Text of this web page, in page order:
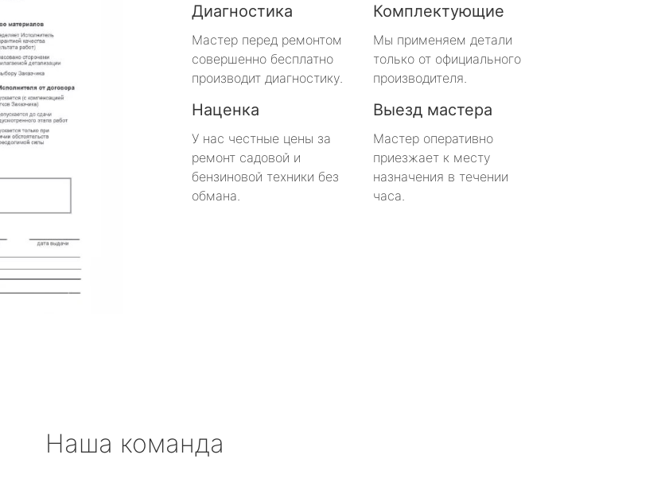
Диагностика
Мастер перед ремонтом
совершенно бесплатно
производит диагностику.
Комплектующие
Мы применяем детали
только от официального
производителя.
Наценка
У нас честные цены за
ремонт садовой и
бензиновой техники без
обмана.
Выезд мастера
Мастер оперативно
приезжает к месту
назначения в течении
часа.
Наша команда